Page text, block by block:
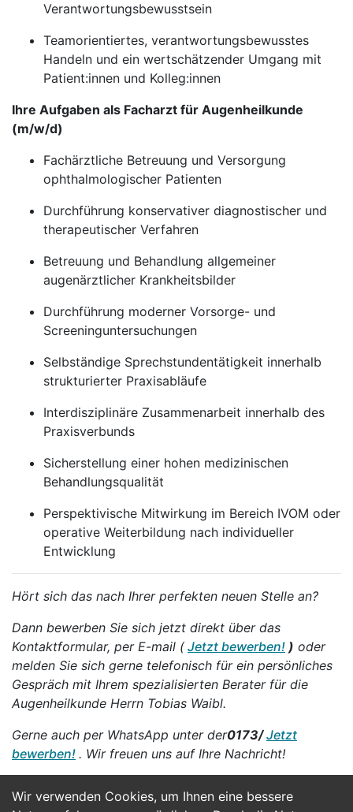
Wir verwenden Cookies, um Ihnen eine bessere
Verantwortungsbewusstsein
Teamorientiertes, verantwortungsbewusstes
Handeln und ein wertschätzender Umgang mit
Patient:innen und Kolleg:innen
Ihre Aufgaben als Facharzt für Augenheilkunde
(m/w/d)
Fachärztliche Betreuung und Versorgung
ophthalmologischer Patienten
Durchführung konservativer diagnostischer und
therapeutischer Verfahren
Betreuung und Behandlung allgemeiner
augenärztlicher Krankheitsbilder
Durchführung moderner Vorsorge- und
Screeninguntersuchungen
Selbständige Sprechstundentätigkeit innerhalb
strukturierter Praxisabläufe
Interdisziplinäre Zusammenarbeit innerhalb des
Praxisverbunds
Sicherstellung einer hohen medizinischen
Behandlungsqualität
Perspektivische Mitwirkung im Bereich IVOM oder
operative Weiterbildung nach individueller
Entwicklung
Hört sich das nach Ihrer perfekten neuen Stelle an?
Dann bewerben Sie sich jetzt direkt über das
Kontaktformular, per E-mail ( Jetzt bewerben! ) oder
melden Sie sich gerne telefonisch für ein persönliches
Gespräch mit Ihrem spezialisierten Berater für die
Augenheilkunde Herrn Tobias Waibl.
Gerne auch per WhatsApp unter der0173/Jetzt
bewerben! . Wir freuen uns auf Ihre Nachricht!